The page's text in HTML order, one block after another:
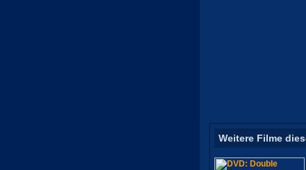
Weitere Filme